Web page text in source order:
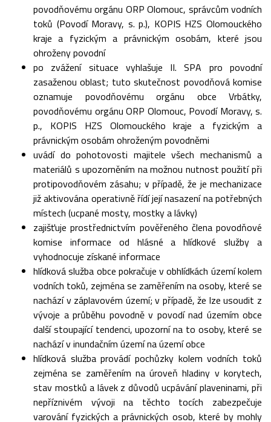
povodňovému orgánu ORP Olomouc, správcům vodních
toků (Povodí Moravy, s. p.), KOPIS HZS Olomouckého
kraje a fyzickým a právnickým osobám, které jsou
ohroženy povodní
po zvážení situace vyhlašuje II. SPA pro povodní
zasaženou oblast; tuto skutečnost povodňová komise
oznamuje povodňovému orgánu obce Vrbátky,
povodňovému orgánu ORP Olomouc, Povodí Moravy, s.
p., KOPIS HZS Olomouckého kraje a fyzickým a
právnickým osobám ohroženým povodněmi
uvádí do pohotovosti majitele všech mechanismů a
materiálů s upozorněním na možnou nutnost použití při
protipovodňovém zásahu; v případě, že je mechanizace
již aktivována operativně řídí její nasazení na potřebných
místech (ucpané mosty, mostky a lávky)
zajišťuje prostřednictvím pověřeného člena povodňové
komise informace od hlásné a hlídkové služby a
vyhodnocuje získané informace
hlídková služba obce pokračuje v obhlídkách území kolem
vodních toků, zejména se zaměřením na osoby, které se
nachází v záplavovém území; v případě, že lze usoudit z
vývoje a průběhu povodně v povodí nad územím obce
další stoupající tendenci, upozorní na to osoby, které se
nachází v inundačním území na území obce
hlídková služba provádí pochůzky kolem vodních toků
zejména se zaměřením na úroveň hladiny v korytech,
stav mostků a lávek z důvodů ucpávání plaveninami, při
nepříznivém vývoji na těchto tocích zabezpečuje
varování fyzických a právnických osob, které by mohly